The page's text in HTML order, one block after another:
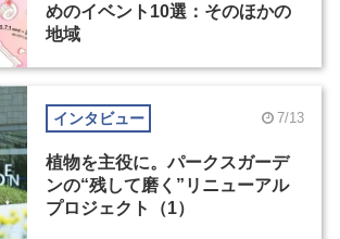
めのイベント10選：そのほかの
地域
インタビュー 7/13
植物を主役に。パークスガーデ
ンの“残して磨く”リニューアル
プロジェクト（1）